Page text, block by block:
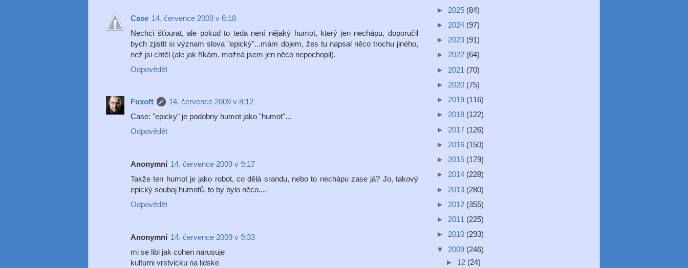
Case 14. července 2009 v 6:18
Nechci šťourat, ale pokud to teda není nějaký humot, který jen nechápu, doporučil
bych zjistit si význam slova "epický"...mám dojem, žes tu napsal něco trochu jiného,
než jsi chtěl (ale jak říkám, možná jsem jen něco nepochopil).
Odpovědět
Fuxoft
14. července 2009 v 8:12
Case: "epicky" je podobny humot jako "humot"...
Odpovědět
Anonymní 14. července 2009 v 9:17
Takže ten humot je jako robot, co dělá srandu, nebo to nechápu zase já? Jo, takový
epický souboj humotů, to by bylo něco....
Odpovědět
Anonymní 14. července 2009 v 9:33
mi se libi jak cohen narusuje
kulturni vrstvicku na lidske
► 2025 (84)
► 2024 (97)
► 2023 (91)
► 2022 (64)
► 2021 (70)
► 2020 (75)
► 2019 (116)
► 2018 (122)
► 2017 (126)
► 2016 (150)
► 2015 (179)
► 2014 (228)
► 2013 (280)
► 2012 (355)
► 2011 (225)
► 2010 (293)
▼ 2009 (246)
► 12 (24)